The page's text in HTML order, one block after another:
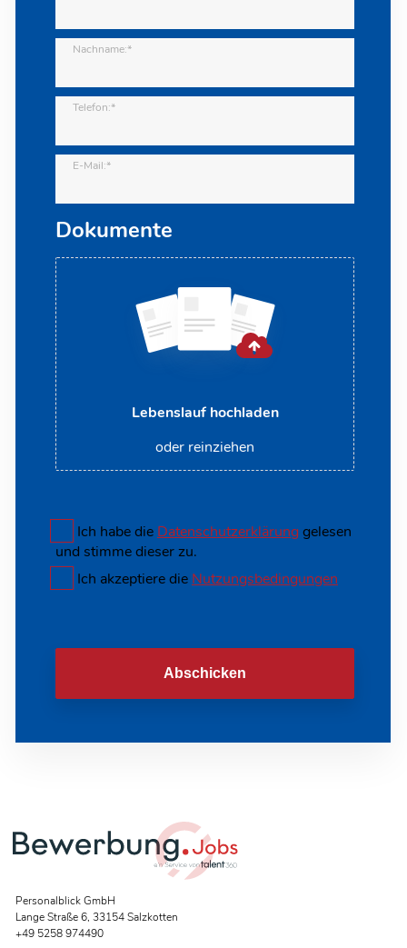
Nachname:*
Telefon:*
E-Mail:*
Dokumente
Lebenslauf hochladen
oder reinziehen
Ich habe die Datenschutzerklärunggelesen
und stimme dieser zu.
Ich akzeptiere die Nutzungsbedingungen
Abschicken
Personalblick GmbH
Lange Straße 6, 33154 Salzkotten
+49 5258 974490